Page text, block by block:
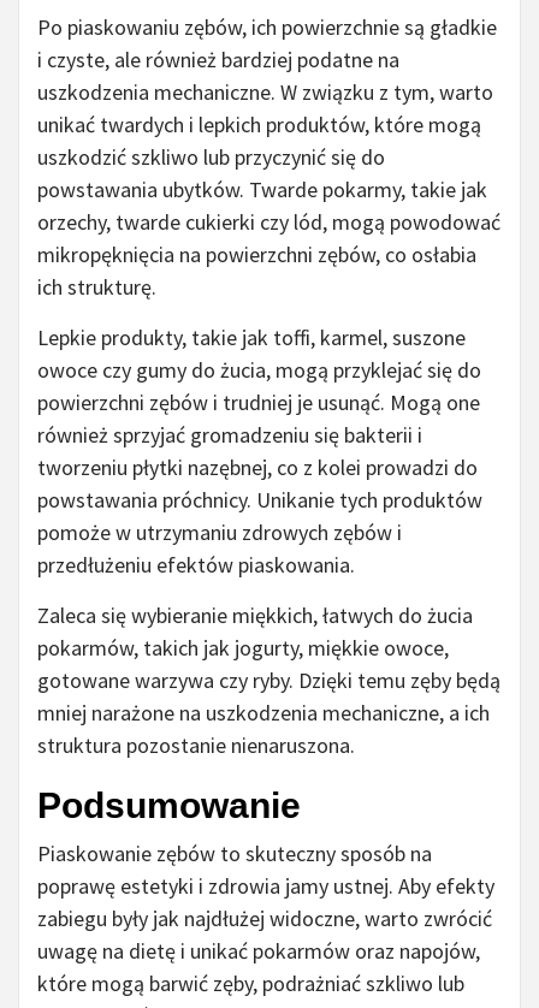
Po piaskowaniu zębów, ich powierzchnie są gładkie
i czyste, ale również bardziej podatne na
uszkodzenia mechaniczne. W związku z tym, warto
unikać twardych i lepkich produktów, które mogą
uszkodzić szkliwo lub przyczynić się do
powstawania ubytków. Twarde pokarmy, takie jak
orzechy, twarde cukierki czy lód, mogą powodować
mikropęknięcia na powierzchni zębów, co osłabia
ich strukturę.
Lepkie produkty, takie jak toffi, karmel, suszone
owoce czy gumy do żucia, mogą przyklejać się do
powierzchni zębów i trudniej je usunąć. Mogą one
również sprzyjać gromadzeniu się bakterii i
tworzeniu płytki nazębnej, co z kolei prowadzi do
powstawania próchnicy. Unikanie tych produktów
pomoże w utrzymaniu zdrowych zębów i
przedłużeniu efektów piaskowania.
Zaleca się wybieranie miękkich, łatwych do żucia
pokarmów, takich jak jogurty, miękkie owoce,
gotowane warzywa czy ryby. Dzięki temu zęby będą
mniej narażone na uszkodzenia mechaniczne, a ich
struktura pozostanie nienaruszona.
Podsumowanie
Piaskowanie zębów to skuteczny sposób na
poprawę estetyki i zdrowia jamy ustnej. Aby efekty
zabiegu były jak najdłużej widoczne, warto zwrócić
uwagę na dietę i unikać pokarmów oraz napojów,
które mogą barwić zęby, podrażniać szkliwo lub